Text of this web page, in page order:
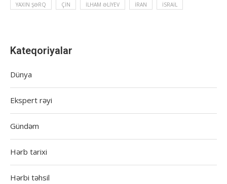
YAXIN ŞƏRQ ÇIN İLHAM ƏLIYEV İRAN İSRAIL
Kateqoriyalar
Dünya
Ekspert rəyi
Gündəm
Hərb tarixi
Hərbi təhsil